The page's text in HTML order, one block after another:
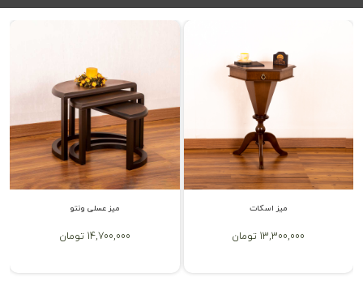
میز عسلی ونتو
14,700,000 تومان
میز اسکات
13,300,000 تومان